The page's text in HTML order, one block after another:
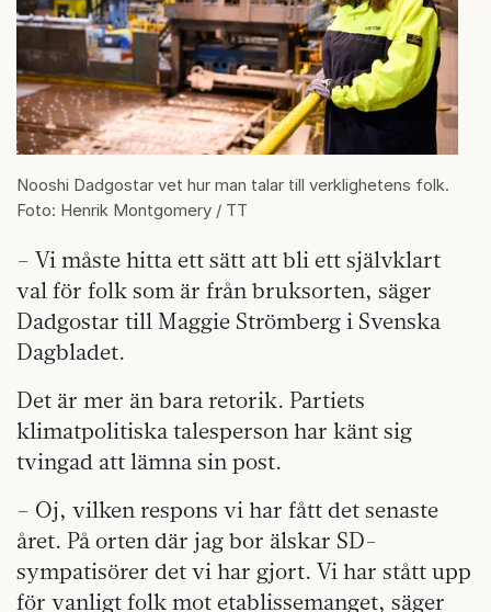
Nooshi Dadgostar vet hur man talar till verklighetens folk.
Foto: Henrik Montgomery / TT
– Vi måste hitta ett sätt att bli ett självklart
val för folk som är från bruksorten, säger
Dadgostar till Maggie Strömberg i Svenska
Dagbladet.
Det är mer än bara retorik. Partiets
klimatpolitiska talesperson har känt sig
tvingad att lämna sin post.
– Oj, vilken respons vi har fått det senaste
året. På orten där jag bor älskar SD-
sympatisörer det vi har gjort. Vi har stått upp
för vanligt folk mot etablissemanget, säger